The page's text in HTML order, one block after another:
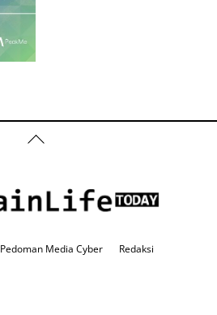
Back
To
Pedoman Media Cyber
Redaksi